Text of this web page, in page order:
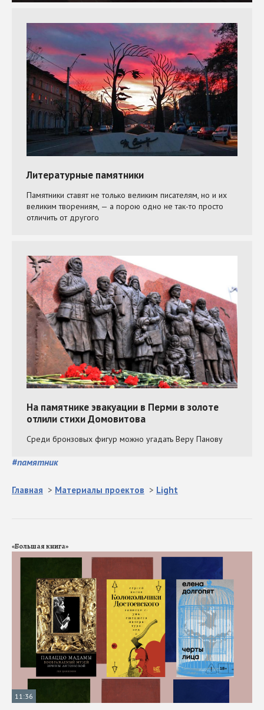
#памятник
Главная > Материалы проектов > Light
«Большая книга»
11:36